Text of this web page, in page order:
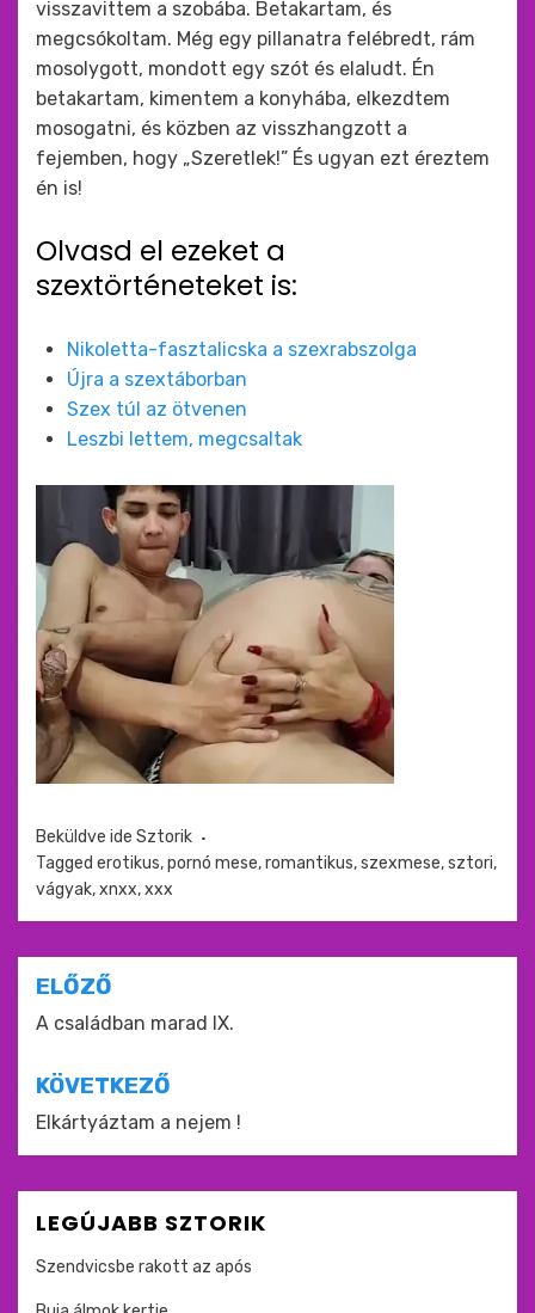
visszavittem a szobába. Betakartam, és
megcsókoltam. Még egy pillanatra felébredt, rám
mosolygott, mondott egy szót és elaludt. Én
betakartam, kimentem a konyhába, elkezdtem
mosogatni, és közben az visszhangzott a
fejemben, hogy „Szeretlek!” És ugyan ezt éreztem
én is!
Olvasd el ezeket a
szextörténeteket is:
Nikoletta-fasztalicska a szexrabszolga
Újra a szextáborban
Szex túl az ötvenen
Leszbi lettem, megcsaltak
Beküldve ide Sztorik
Tagged erotikus,pornó mese,romantikus,szexmese,sztori,
vágyak,xnxx,xxx
Bejegyzés
navigáció
ELŐZŐ
A családban marad IX.
KÖVETKEZŐ
Elkártyáztam a nejem !
LEGÚJABB SZTORIK
Szendvicsbe rakott az após